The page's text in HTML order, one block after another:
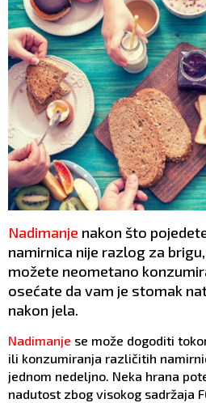
Nadimanje nakon što
namirnica nije razlog za
možete neometano
osećate da vam je stomak
nakon jela.
Nadimanje se može dogoditi
ili konzumiranja različitih
jednom nedeljno. Neka hrana
nadutost zbog visokog sadržaja